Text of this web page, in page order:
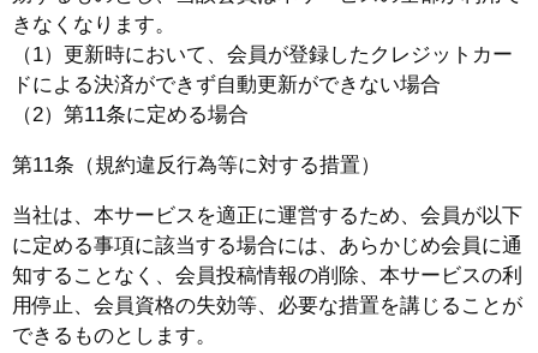
きなくなります。
（1）更新時において、会員が登録したクレジットカー
ドによる決済ができず自動更新ができない場合
（2）第11条に定める場合
第11条（規約違反行為等に対する措置）
当社は、本サービスを適正に運営するため、会員が以下
に定める事項に該当する場合には、あらかじめ会員に通
知することなく、会員投稿情報の削除、本サービスの利
用停止、会員資格の失効等、必要な措置を講じることが
できるものとします。